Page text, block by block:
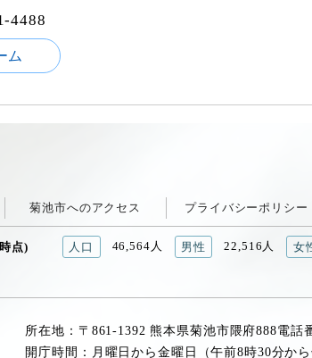
4488
ム
菊池市へのアクセス プライバシーポリシー
点) 人口 46,564人 男性 22,516人 女
所在地：〒861-1392 熊本県菊池市隈府888電話
開庁時間：月曜日から金曜日（午前8時30分か